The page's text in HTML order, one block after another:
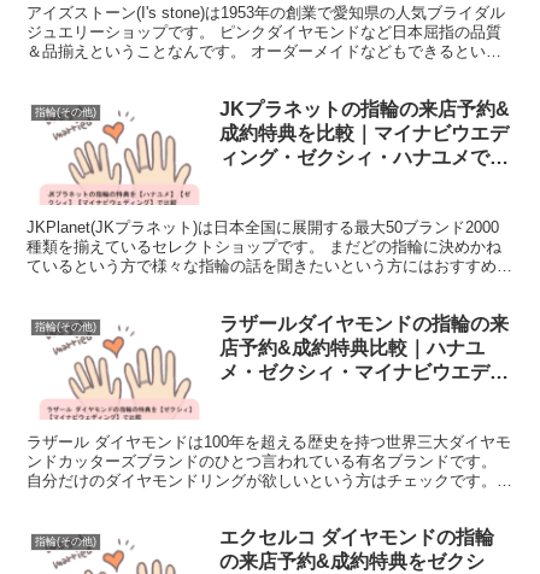
アイズストーン(I's stone)は1953年の創業で愛知県の人気ブライダル
ジュエリーショップです。 ピンクダイヤモンドなど日本屈指の品質
＆品揃えということなんです。 オーダーメイドなどもできるという
指輪(その他)
JKプラネットの指輪の来店予約&
成約特典を比較｜マイナビウエデ
ィング・ゼクシィ・ハナユメで比
JKPlanet(JKプラネット)は日本全国に展開する最大50ブランド2000
種類を揃えているセレクトショップです。 まだどの指輪に決めかね
ているという方で様々な指輪の話を聞きたいという方にはおすすめで
指輪(その他)
ラザールダイヤモンドの指輪の来
店予約&成約特典比較｜ハナユ
メ・ゼクシィ・マイナビウエディ
ラザール ダイヤモンドは100年を超える歴史を持つ世界三大ダイヤモ
ンドカッターズブランドのひとつ言われている有名ブランドです。
自分だけのダイヤモンドリングが欲しいという方はチェックです。
指輪(その他)
エクセルコ ダイヤモンドの指輪
の来店予約&成約特典をゼクシ